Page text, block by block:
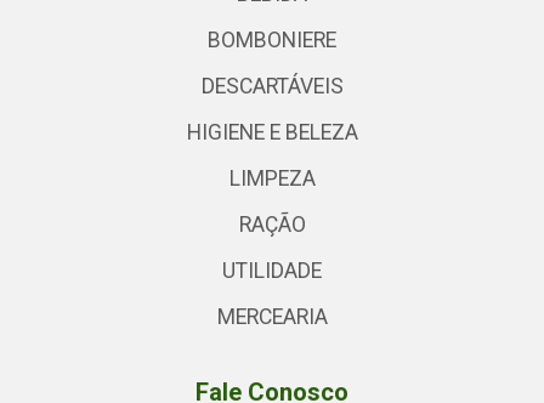
BOMBONIERE
DESCARTÁVEIS
HIGIENE E BELEZA
LIMPEZA
RAÇÃO
UTILIDADE
MERCEARIA
Fale Conosco